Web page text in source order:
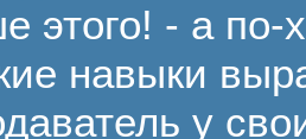
этого! - а
навыки
у